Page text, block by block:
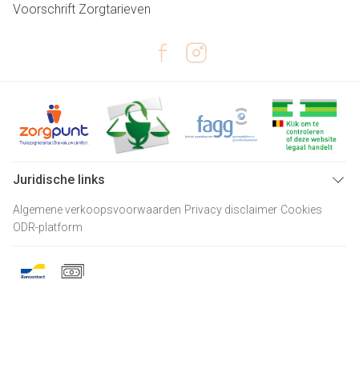
Voorschrift Zorgtarieven
Juridische links
Algemene verkoopsvoorwaarden Privacy disclaimer Cookies
ODR-platform